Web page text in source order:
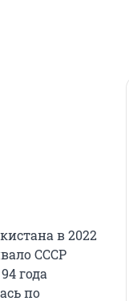
в 2022
СССР
года
по